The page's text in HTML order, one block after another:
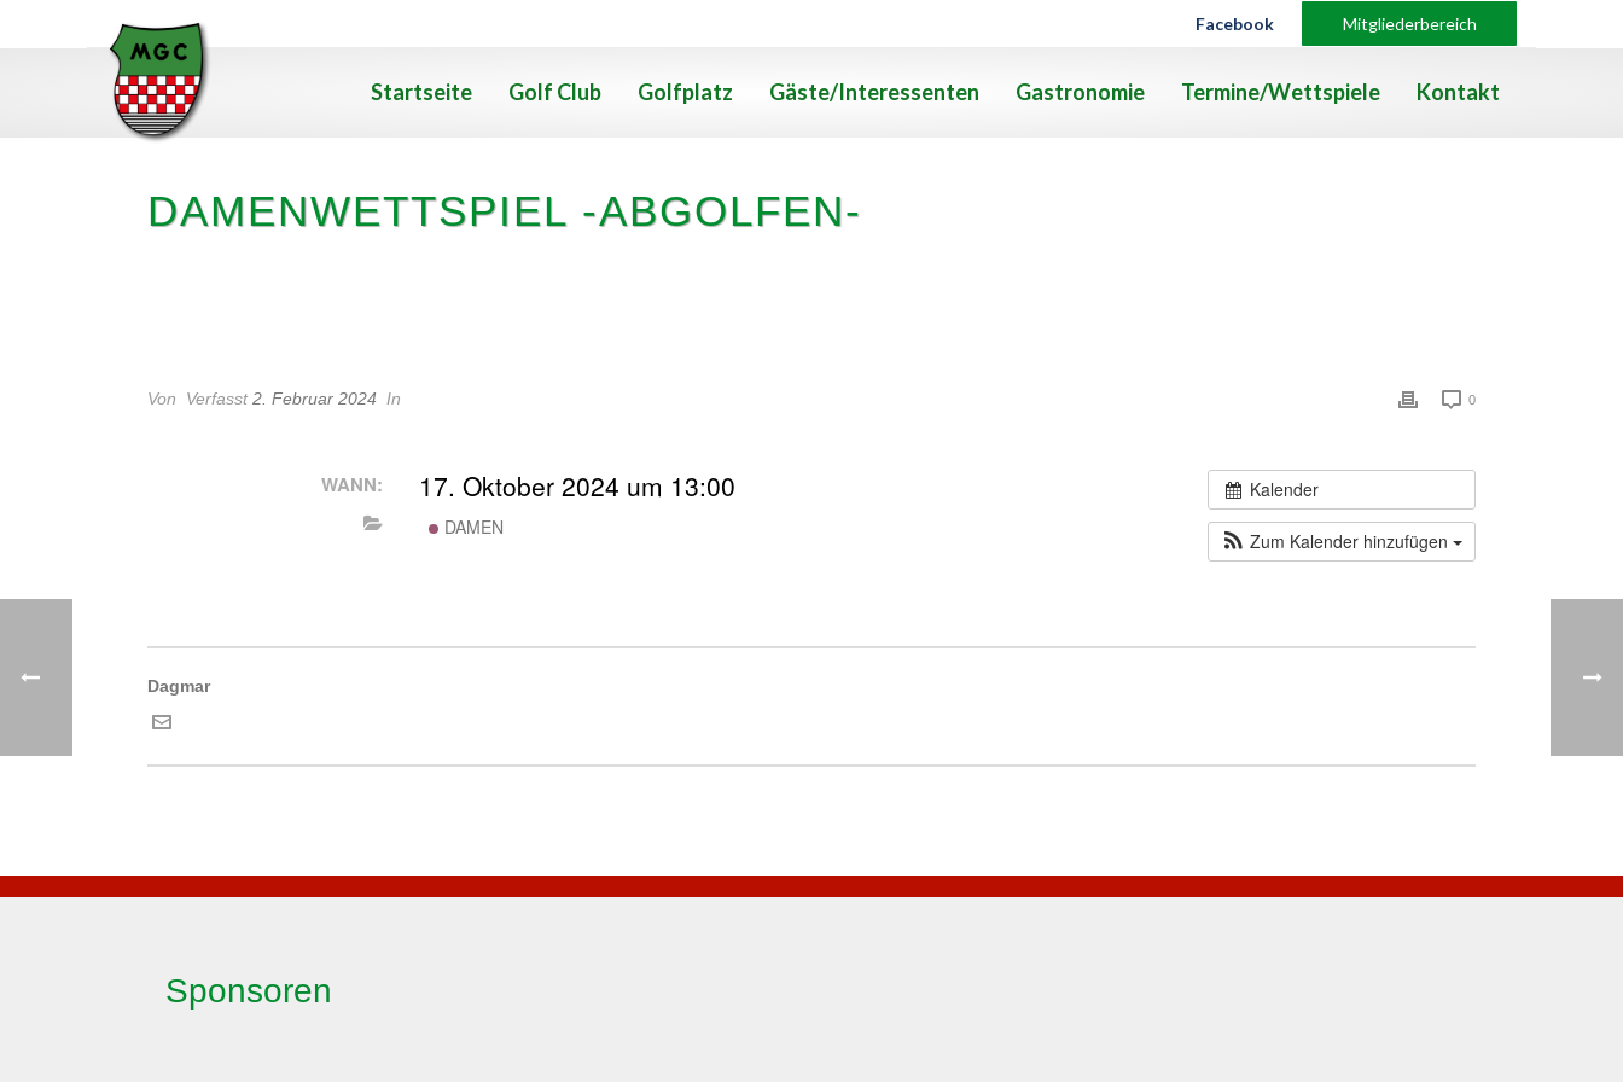
Facebook Mitgliederbereich
Startseite Golf Club Golfplatz Gäste/Interessenten Gastronomie Termine/Wettspiele Kontakt
DAMENWETTSPIEL -ABGOLFEN-
Von Verfasst2. Februar 2024 In 0
Kalender
Zum Kalender hinzufügen
WANN: 17. Oktober 2024 um 13:00
DAMEN
Dagmar
Sponsoren